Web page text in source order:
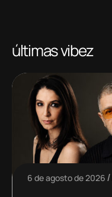
últimas vibez
6 de agosto de 2026